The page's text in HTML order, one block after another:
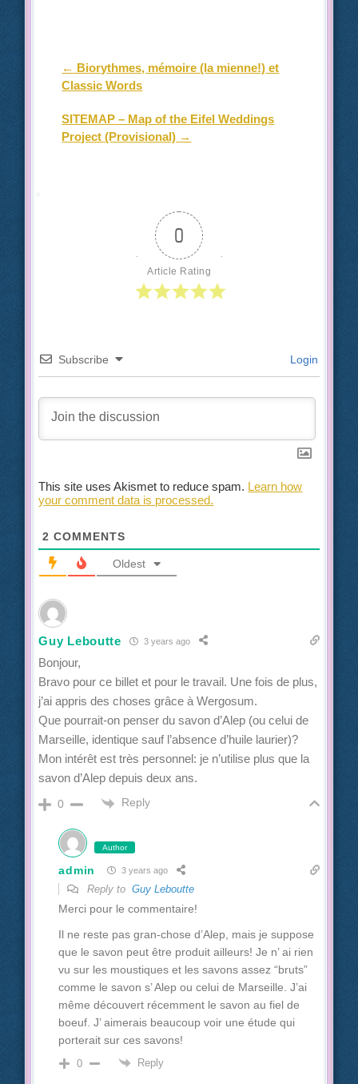
Post navigation
← Biorythmes, mémoire (la mienne!) et
Classic Words
SITEMAP – Map of the Eifel Weddings
Project (Provisional) →
0
Article Rating
Subscribe Login
This site uses Akismet to reduce spam. Learn how
your comment data is processed.
2 COMMENTS
Oldest
Guy Leboutte 3 years ago
Bonjour,
Bravo pour ce billet et pour le travail. Une fois de plus,
j’ai appris des choses grâce à Wergosum.
Que pourrait-on penser du savon d’Alep (ou celui de
Marseille, identique sauf l’absence d’huile laurier)?
Mon intérêt est très personnel: je n’utilise plus que la
savon d’Alep depuis deux ans.
0 Reply
Author
admin 3 years ago
Reply toGuy Leboutte
Merci pour le commentaire!
Il ne reste pas gran-chose d’Alep, mais je suppose
que le savon peut être produit ailleurs! Je n’ ai rien
vu sur les moustiques et les savons assez “bruts”
comme le savon s’ Alep ou celui de Marseille. J’ai
même découvert récemment le savon au fiel de
boeuf. J’ aimerais beaucoup voir une étude qui
porterait sur ces savons!
0 Reply